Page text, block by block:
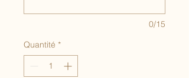
0/15
Quantité *